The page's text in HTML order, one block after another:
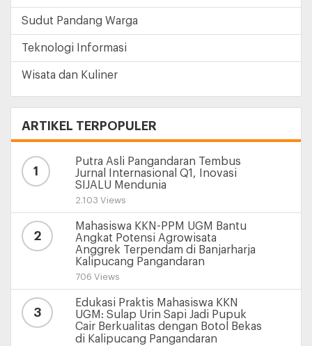
Sudut Pandang Warga
Teknologi Informasi
Wisata dan Kuliner
ARTIKEL TERPOPULER
1
Putra Asli Pangandaran Tembus
Jurnal Internasional Q1, Inovasi
SIJALU Mendunia
2.103 Views
2
Mahasiswa KKN-PPM UGM Bantu
Angkat Potensi Agrowisata
Anggrek Terpendam di Banjarharja
Kalipucang Pangandaran
706 Views
3
Edukasi Praktis Mahasiswa KKN
UGM: Sulap Urin Sapi Jadi Pupuk
Cair Berkualitas dengan Botol Bekas
di Kalipucang Pangandaran